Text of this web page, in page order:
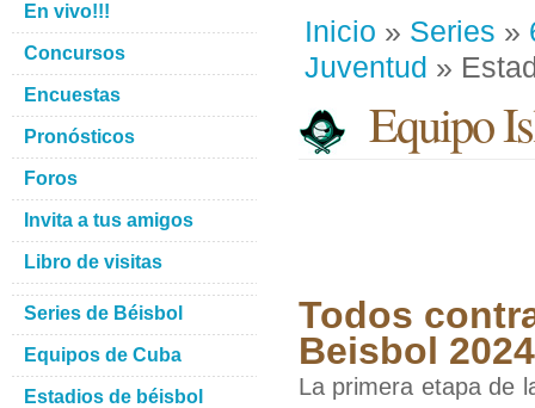
Inicio » Series »
Juventud »
Equipo
Todos
Beisbol 2024
La primera etapa de
En vivo!!!
Concursos
Encuestas
Pronósticos
Foros
Invita a tus amigos
Libro de visitas
Series de Béisbol
Equipos de Cuba
Estadios de béisbol